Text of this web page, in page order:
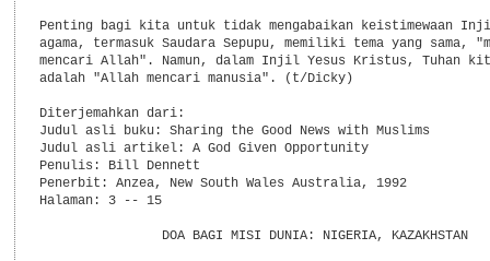
Penting bagi kita untuk tidak mengabaikan keistimewaan
agama, termasuk Saudara Sepupu, memiliki tema yang sama,
mencari Allah". Namun, dalam Injil Yesus Kristus, Tuhan
adalah "Allah mencari manusia". (t/Dicky)
Diterjemahkan dari:
Judul asli buku: Sharing the Good News with Muslims
Judul asli artikel: A God Given Opportunity
Penulis: Bill Dennett
Penerbit: Anzea, New South Wales Australia, 1992
Halaman: 3 -- 15
                DOA BAGI MISI DUNIA: NIGERIA, KAZAKHSTAN